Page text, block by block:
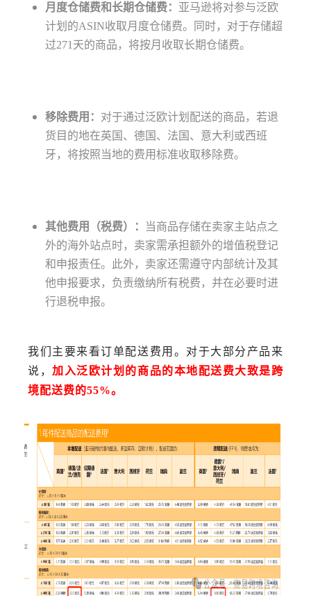
月度仓储费和长期仓储费： 亚马逊将对参与泛欧
计划的ASIN收取月度仓储费。同时，对于存储超
过271天的商品，将按月收取长期仓储费。
移除费用： 对于通过泛欧计划配送的商品，若退
货目的地在英国、德国、法国、意大利或西班
牙，将按照当地的费用标准收取移除费。
其他费用（税费）：
当商品存储在卖家主站点之
外的海外站点时，卖家需承担额外的增值税登记
和申报责任。此外，卖家还需遵守内部统计及其
他申报要求，负责缴纳所有税费，并在必要时进
行退税申报。
我们主要来看订单配送费用。对于大部分产品来
说，加入泛欧计划的商品的本地配送费大致是跨
境配送费的55%。